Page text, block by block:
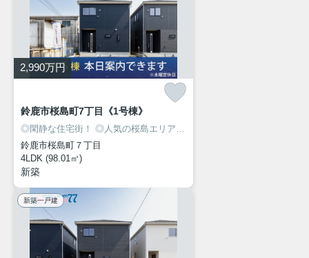
2,990万円
鈴鹿市桜島町7丁目《1号棟》
◎閑静な住宅街！
◎人気の桜島エリアに新築建売住宅7棟が同時販売開始！
鈴鹿市桜島町７丁目
4LDK (98.01㎡)
新築
新築一戸建